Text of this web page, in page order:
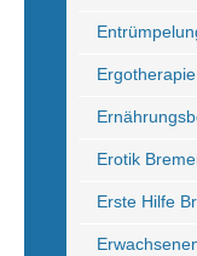
Erotik
Erste Hilfe